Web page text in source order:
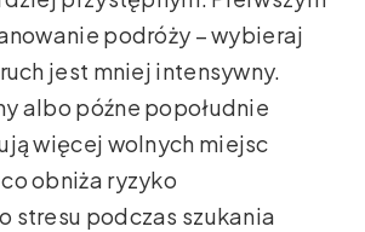
podróży – wybieraj
jest mniej intensywny.
albo późne popołudnie
więcej wolnych miejsc
obniża ryzyko
stresu podczas szukania